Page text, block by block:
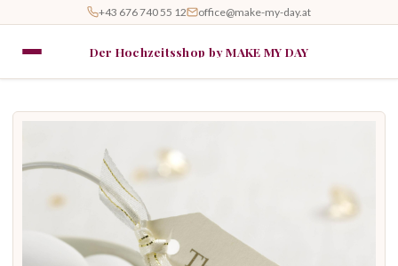
+43 676 740 55 12 office@make-my-day.at
Der Hochzeitsshop by MAKE MY DAY